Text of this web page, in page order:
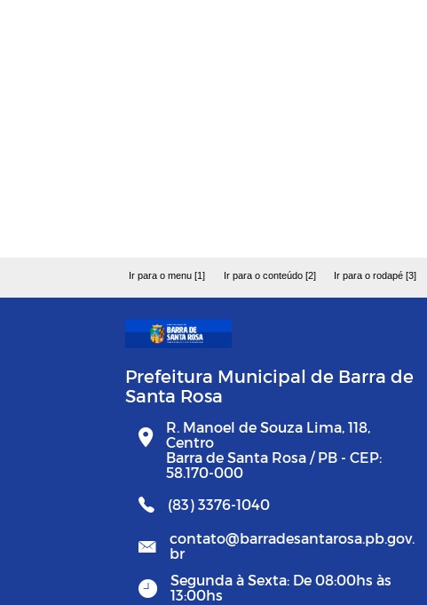
Ir para o menu [1] Ir para o conteúdo [2] Ir para o rodapé [3]
Prefeitura Municipal de Barra de
Santa Rosa
R. Manoel de Souza Lima, 118,
Centro
Barra de Santa Rosa / PB - CEP:
58.170-000
(83) 3376-1040
contato@barradesantarosa.pb.gov.
br
Segunda à Sexta: De 08:00hs às
13:00hs